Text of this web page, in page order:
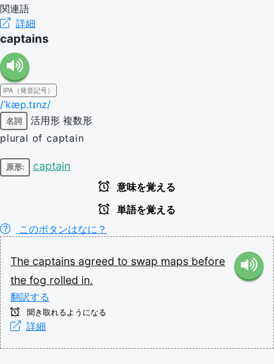
関連語
詳細
captains
IPA（発音記号）
/ˈkæp.tɪnz/
名詞 活用形 複数形
plural of captain
原形: captain
意味を覚える
単語を覚える
このボタンはなに？
The captains agreed to swap maps before
the fog rolled in.
翻訳する
聞き取れるようになる
詳細